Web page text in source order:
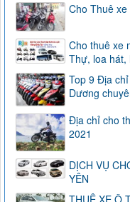
Cho Thuê xe
Cho thuê xe
Thự, loa hát,
Top 9 Địa
Dương
Địa chỉ cho
2021
DỊCH VỤ
YÊN